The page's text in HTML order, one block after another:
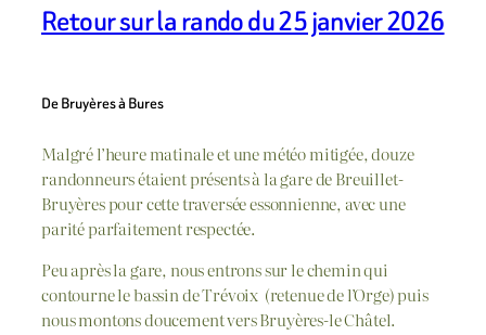
Retour sur la rando du 25 janvier 2026
De Bruyères à Bures
Malgré l’heure matinale et une météo mitigée, douze
randonneurs étaient présents à la gare de Breuillet-
Bruyères pour cette traversée essonnienne, avec une
parité parfaitement respectée.
Peu après la gare, nous entrons sur le chemin qui
contourne le bassin de Trévoix (retenue de l’Orge) puis
nous montons doucement vers Bruyères-le Châtel.